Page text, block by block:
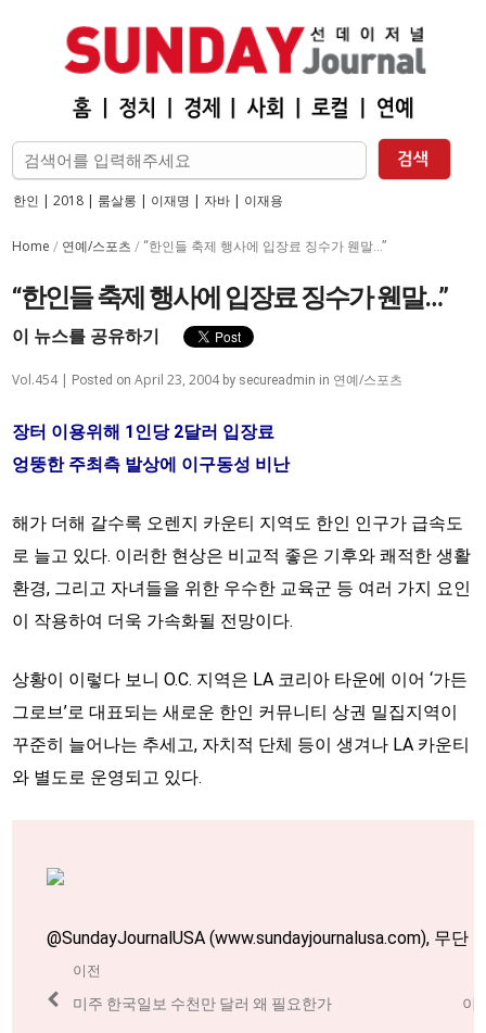
한인 | 2018| 룸살롱 | 이재명 | 자바| 이재용
Home / 연예/스포츠 / “한인들 축제 행사에 입장료 징수가 웬말…”
“한인들 축제 행사에 입장료 징수가 웬말…”
이 뉴스를 공유하기
Vol.454 | Posted onApril 23, 2004by secureadmin in 연예/스포츠
장터 이용위해 1인당 2달러 입장료
엉뚱한 주최측 발상에 이구동성 비난
해가 더해 갈수록 오렌지 카운티 지역도 한인 인구가 급속도
로 늘고 있다. 이러한 현상은 비교적 좋은 기후와 쾌적한 생활
환경, 그리고 자녀들을 위한 우수한 교육군 등 여러 가지 요인
이 작용하여 더욱 가속화될 전망이다.
상황이 이렇다 보니 O.C. 지역은 LA 코리아 타운에 이어 ‘가든
그로브’로 대표되는 새로운 한인 커뮤니티 상권 밀집지역이
꾸준히 늘어나는 추세고, 자치적 단체 등이 생겨나 LA 카운티
와 별도로 운영되고 있다.
@SundayJournalUSA (www.sundayjournalusa.com), 무단
Post
navigation
이전
Previous
미주 한국일보 수천만 달러 왜 필요한가 이